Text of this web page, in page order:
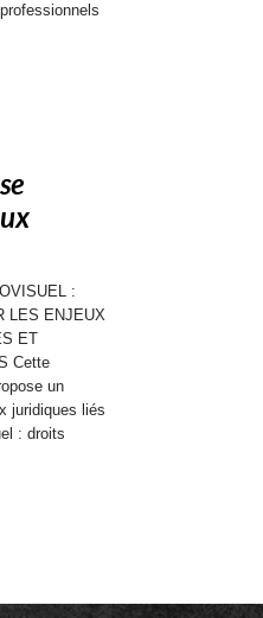
:
LES ENJEUX
ET
Cette
un
juridiques liés
: droits